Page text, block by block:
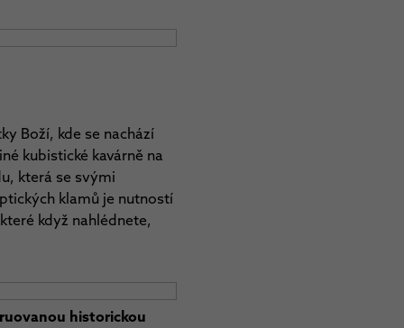
Boží, kde se nachází
kubistické kavárně na
která se svými
klamů je nutností
když nahlédnete,
historickou